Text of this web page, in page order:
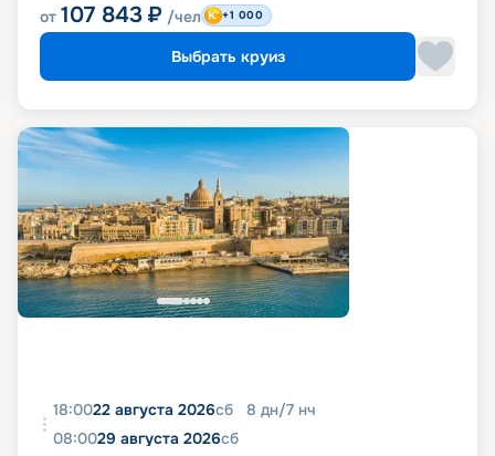
от 107 843 ₽ /чел +1 000
Выбрать круиз
18:0022 августа 2026сб 8 дн/7 нч
08:0029 августа 2026сб